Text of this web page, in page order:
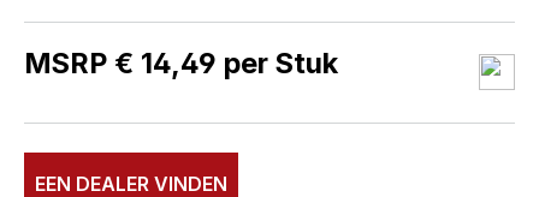
MSRP € 14,49 per Stuk
EEN DEALER VINDEN